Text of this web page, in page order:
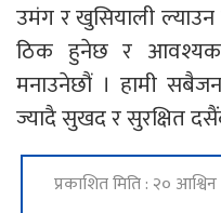
उमंग र खुसियाली
ठिक हुनेछ र आवश्यक
मनाउनेछौं । हामी
ज्यादै सुखद र सुरक्षित
प्रकाशित मिति : २०